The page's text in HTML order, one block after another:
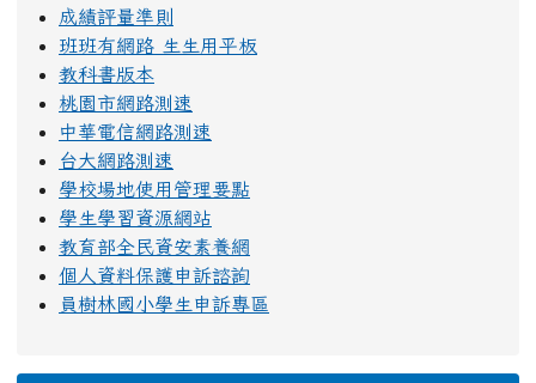
成績評量準則
班班有網路 生生用平板
教科書版本
桃園市網路測速
中華電信網路測速
台大網路測速
學校場地使用管理要點
學生學習資源網站
教育部全民資安素養網
個人資料保護申訴諮詢
員樹林國小學生申訴專區